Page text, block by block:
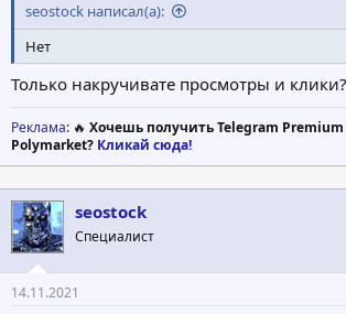
seostock написал(а):
Нет
Только накручивате просмотры и клики?
Реклама: 🔥 Хочешь получить Telegram Premium
Polymarket? Кликай сюда!
seostock
Специалист
14.11.2021